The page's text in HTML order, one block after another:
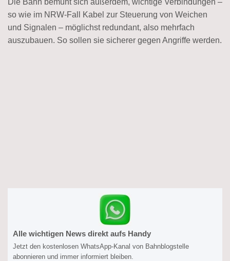
so wie im NRW-Fall Kabel zur Steuerung von Weichen
und Signalen – möglichst redundant, also mehrfach
auszubauen. So sollen sie sicherer gegen Angriffe werden.
Alle wichtigen News direkt aufs Handy
Jetzt den kostenlosen WhatsApp-Kanal von Bahnblogstelle
abonnieren und immer informiert bleiben.